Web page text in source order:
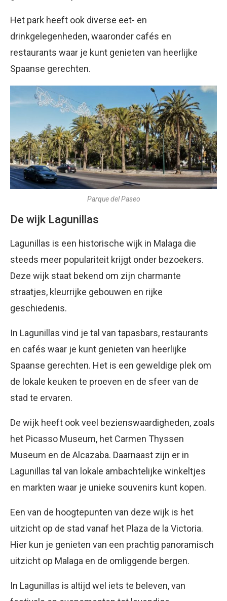
Het park heeft ook diverse eet- en
drinkgelegenheden, waaronder cafés en
restaurants waar je kunt genieten van heerlijke
Spaanse gerechten.
Parque del Paseo
De wijk Lagunillas
Lagunillas is een historische wijk in Malaga die
steeds meer populariteit krijgt onder bezoekers.
Deze wijk staat bekend om zijn charmante
straatjes, kleurrijke gebouwen en rijke
geschiedenis.
In Lagunillas vind je tal van tapasbars, restaurants
en cafés waar je kunt genieten van heerlijke
Spaanse gerechten. Het is een geweldige plek om
de lokale keuken te proeven en de sfeer van de
stad te ervaren.
De wijk heeft ook veel bezienswaardigheden, zoals
het Picasso Museum, het Carmen Thyssen
Museum en de Alcazaba. Daarnaast zijn er in
Lagunillas tal van lokale ambachtelijke winkeltjes
en markten waar je unieke souvenirs kunt kopen.
Een van de hoogtepunten van deze wijk is het
uitzicht op de stad vanaf het Plaza de la Victoria.
Hier kun je genieten van een prachtig panoramisch
uitzicht op Malaga en de omliggende bergen.
In Lagunillas is altijd wel iets te beleven, van